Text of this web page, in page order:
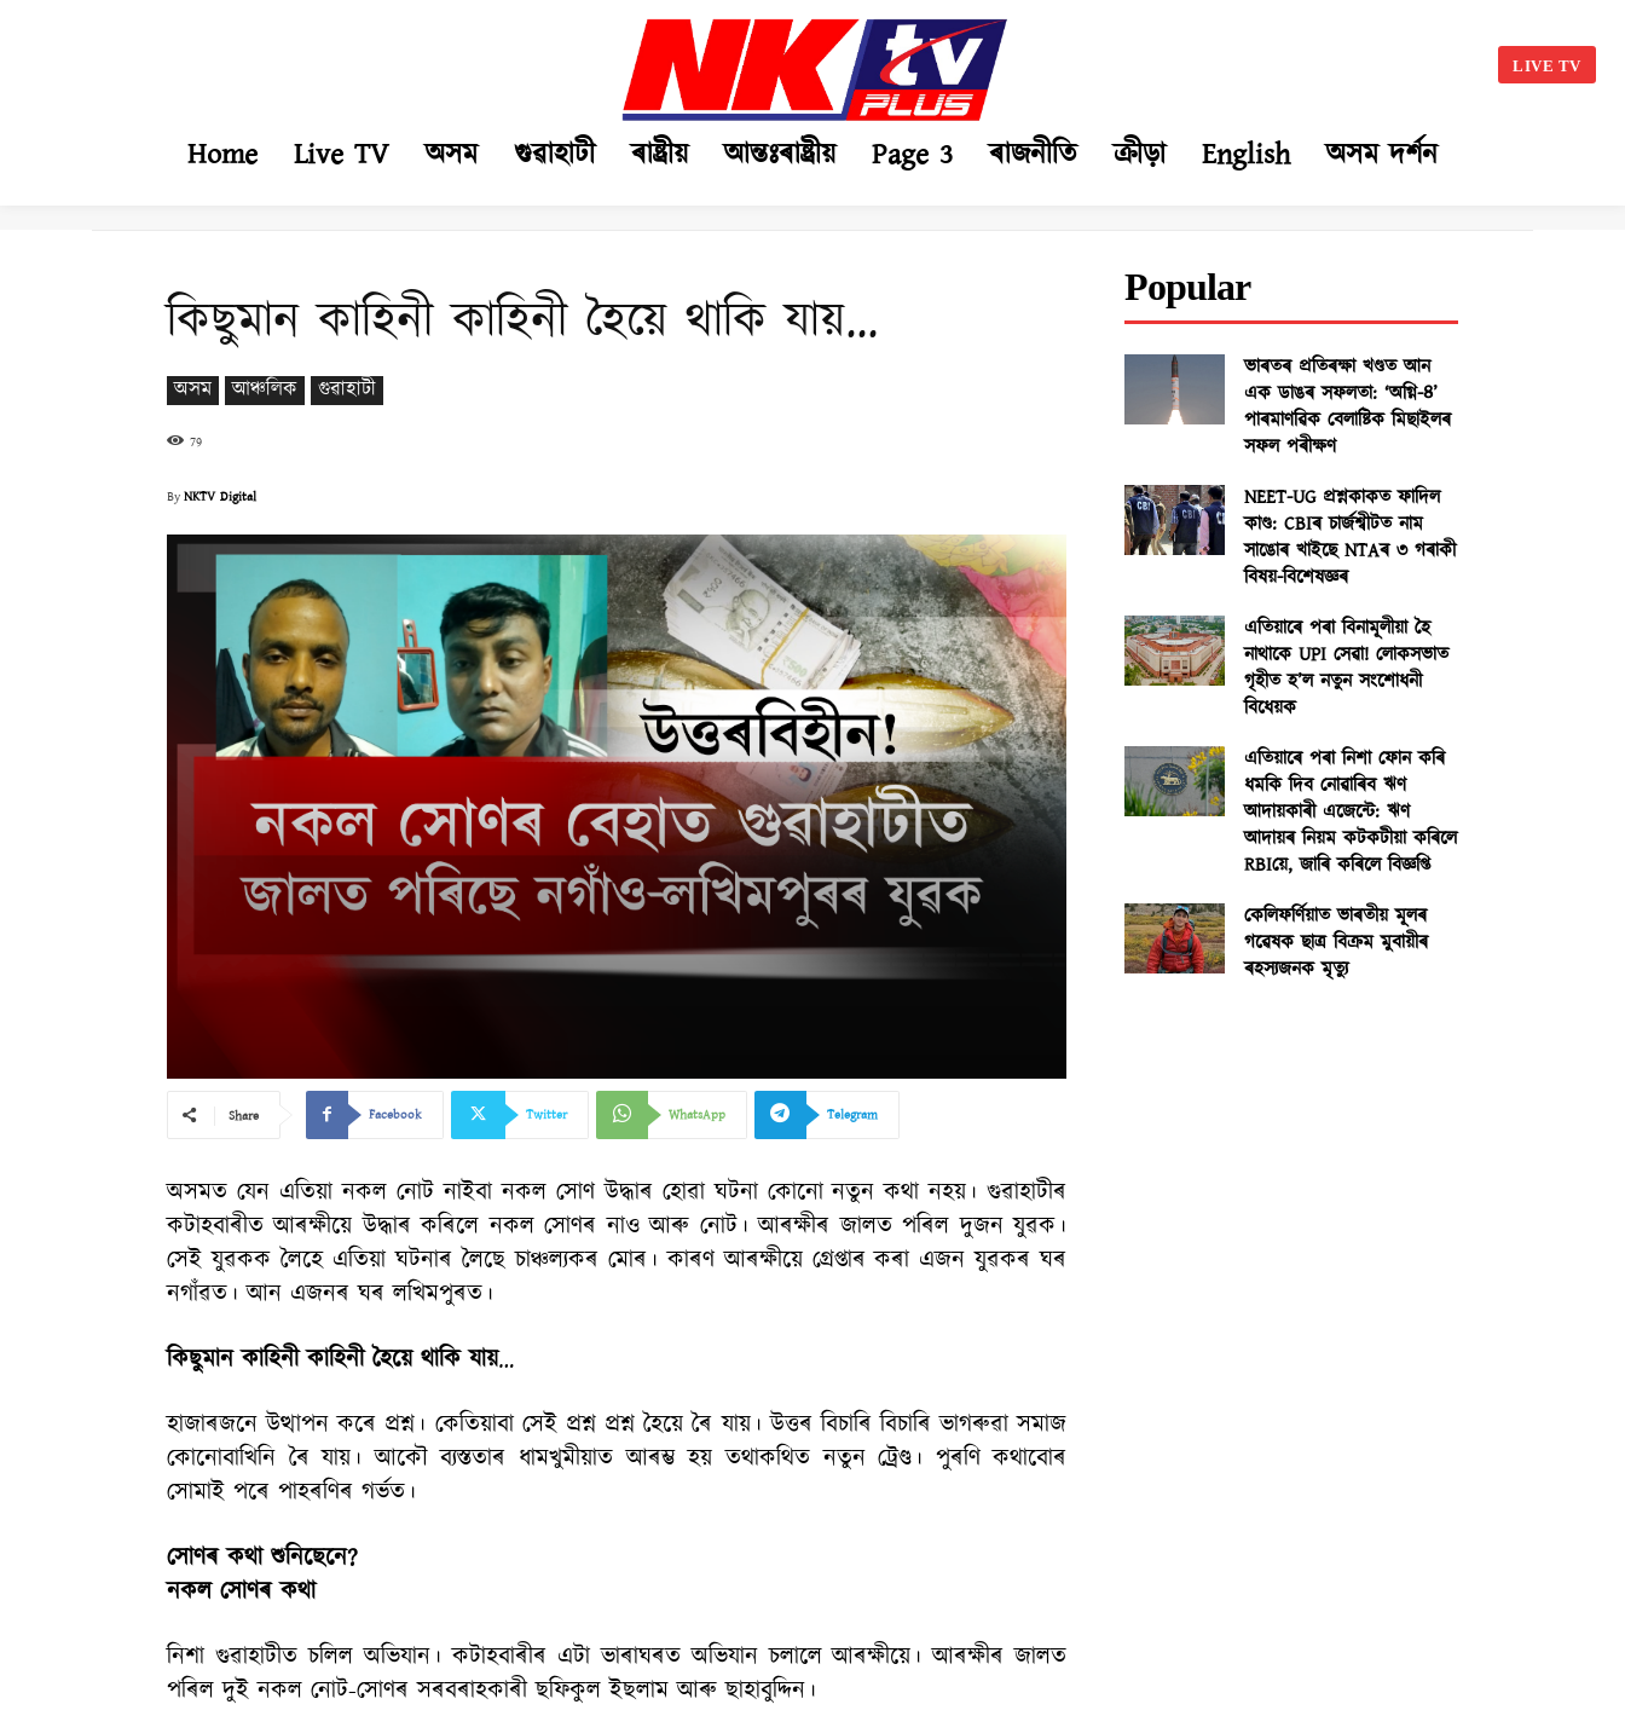
LIVE TV
Home Live TV অসম গুৱাহাটী ৰাষ্ট্ৰীয় আন্তঃৰাষ্ট্ৰীয় Page 3 ৰাজনীতি ক্ৰীড়া English অসম দৰ্শন
কিছুমান কাহিনী কাহিনী হৈয়ে থাকি যায়…
অসম আঞ্চলিক গুৱাহাটী
79
ByNKTV Digital
Share Facebook Twitter WhatsApp Telegram
অসমত যেন এতিয়া নকল নোট নাইবা নকল সোণ উদ্ধাৰ হোৱা ঘটনা কোনো নতুন কথা নহয়। গুৱাহাটীৰ
কটাহবাৰীত আৰক্ষীয়ে উদ্ধাৰ কৰিলে নকল সোণৰ নাও আৰু নোট। আৰক্ষীৰ জালত পৰিল দুজন যুৱক।
সেই যুৱকক লৈহে এতিয়া ঘটনাৰ লৈছে চাঞ্চল্যকৰ মোৰ। কাৰণ আৰক্ষীয়ে গ্ৰেপ্তাৰ কৰা এজন যুৱকৰ ঘৰ
নগাঁৱত। আন এজনৰ ঘৰ লখিমপুৰত।
কিছুমান কাহিনী কাহিনী হৈয়ে থাকি যায়…
হাজাৰজনে উত্থাপন কৰে প্ৰশ্ন। কেতিয়াবা সেই প্ৰশ্ন প্ৰশ্ন হৈয়ে ৰৈ যায়। উত্তৰ বিচাৰি বিচাৰি ভাগৰুৱা সমাজ
কোনোবাখিনি ৰৈ যায়। আকৌ ব্যস্ততাৰ ধামখুমীয়াত আৰম্ভ হয় তথাকথিত নতুন ট্ৰেণ্ড। পুৰণি কথাবোৰ
সোমাই পৰে পাহৰণিৰ গৰ্ভত।
সোণৰ কথা শুনিছেনে?
নকল সোণৰ কথা
নিশা গুৱাহাটীত চলিল অভিযান। কটাহবাৰীৰ এটা ভাৰাঘৰত অভিযান চলালে আৰক্ষীয়ে। আৰক্ষীৰ জালত
পৰিল দুই নকল নোট-সোণৰ সৰবৰাহকাৰী ছফিকুল ইছলাম আৰু ছাহাবুদ্দিন।
Popular
ভাৰতৰ প্ৰতিৰক্ষা খণ্ডত আন
এক ডাঙৰ সফলতা: ‘অগ্নি-৪’
পাৰমাণৱিক বেলাষ্টিক মিছাইলৰ
সফল পৰীক্ষণ
NEET-UG প্ৰশ্নকাকত ফাদিল
কাণ্ড: CBIৰ চাৰ্জশ্বীটত নাম
সাঙোৰ খাইছে NTAৰ ৩ গৰাকী
বিষয়-বিশেষজ্ঞৰ
এতিয়াৰে পৰা বিনামূলীয়া হৈ
নাথাকে UPI সেৱা! লোকসভাত
গৃহীত হ’ল নতুন সংশোধনী
বিধেয়ক
এতিয়াৰে পৰা নিশা ফোন কৰি
ধমকি দিব নোৱাৰিব ঋণ
আদায়কাৰী এজেন্টে: ঋণ
আদায়ৰ নিয়ম কটকটীয়া কৰিলে
RBIয়ে, জাৰি কৰিলে বিজ্ঞপ্তি
কেলিফৰ্ণিয়াত ভাৰতীয় মূলৰ
গৱেষক ছাত্ৰ বিক্ৰম মুবায়ীৰ
ৰহস্যজনক মৃত্যু